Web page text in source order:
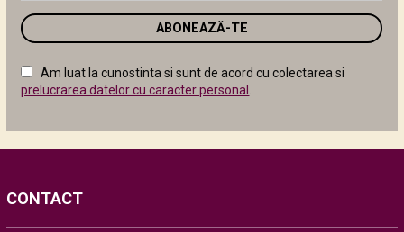
email
în
următor
Am luat la cunostinta si sunt de acord cu colectarea si
prelucrarea datelor cu caracter personal .
CONTACT